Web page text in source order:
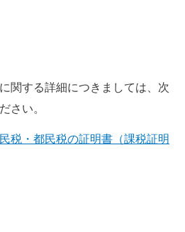
関する詳細につきましては、次
さい。
税・都民税の証明書（課税証明